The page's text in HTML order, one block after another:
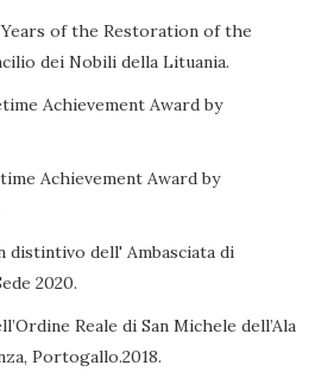
Years of the Restoration of the
dei Nobili della Lituania.
Achievement Award by
Achievement Award by
distintivo dell' Ambasciata di
2020.
Reale di San Michele dell’Ala
Portogallo.2018.